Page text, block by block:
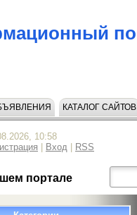
КАТАЛОГ САЙТОВ
10:58
Вход RSS
портале